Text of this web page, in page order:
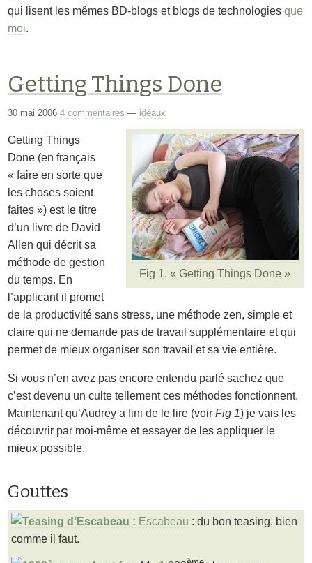
qui lisent les mêmes BD-blogs et blogs de technologiesque
moi.
Getting Things Done
30 mai 20064 commentaires — idéaux
Fig 1. « Getting Things Done »
Getting Things
Done (en français
« faire en sorte que
les choses soient
faites ») est le titre
d’un livre de David
Allen qui décrit sa
méthode de gestion
du temps. En
l’applicant il promet
de la productivité sans stress, une méthode zen, simple et
claire qui ne demande pas de travail supplémentaire et qui
permet de mieux organiser son travail et sa vie entière.
Si vous n’en avez pas encore entendu parlé sachez que
c’est devenu un culte tellement ces méthodes fonctionnent.
Maintenant qu’Audrey a fini de le lire (voirFig 1) je vais les
découvrir par moi-même et essayer de les appliquer le
mieux possible.
Gouttes
Escabeau : du bon teasing, bien
comme il faut.